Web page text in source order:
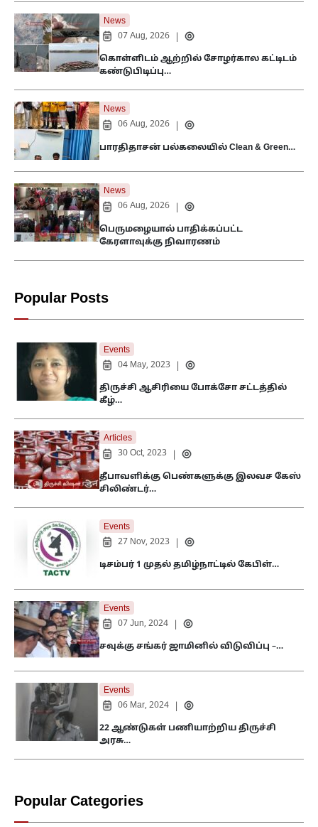
News
07 Aug, 2026
கொள்ளிடம் ஆற்றில் சோழர்கால கட்டிடம்
கண்டுபிடிப்பு…
News
06 Aug, 2026
பாரதிதாசன் பல்கலையில் Clean & Green…
News
06 Aug, 2026
பெருமழையால் பாதிக்கப்பட்ட
கேரளாவுக்கு நிவாரணம்
Popular Posts
Events
04 May, 2023
திருச்சி ஆசிரியை போக்சோ சட்டத்தில்
கீழ்…
Articles
30 Oct, 2023
தீபாவளிக்கு பெண்களுக்கு இலவச கேஸ்
சிலிண்டர்…
Events
27 Nov, 2023
டிசம்பர் 1 முதல் தமிழ்நாட்டில் கேபிள்…
Events
07 Jun, 2024
சவுக்கு சங்கர் ஜாமினில் விடுவிப்பு –…
Events
06 Mar, 2024
22 ஆண்டுகள் பணியாற்றிய திருச்சி
அரசு…
Popular Categories